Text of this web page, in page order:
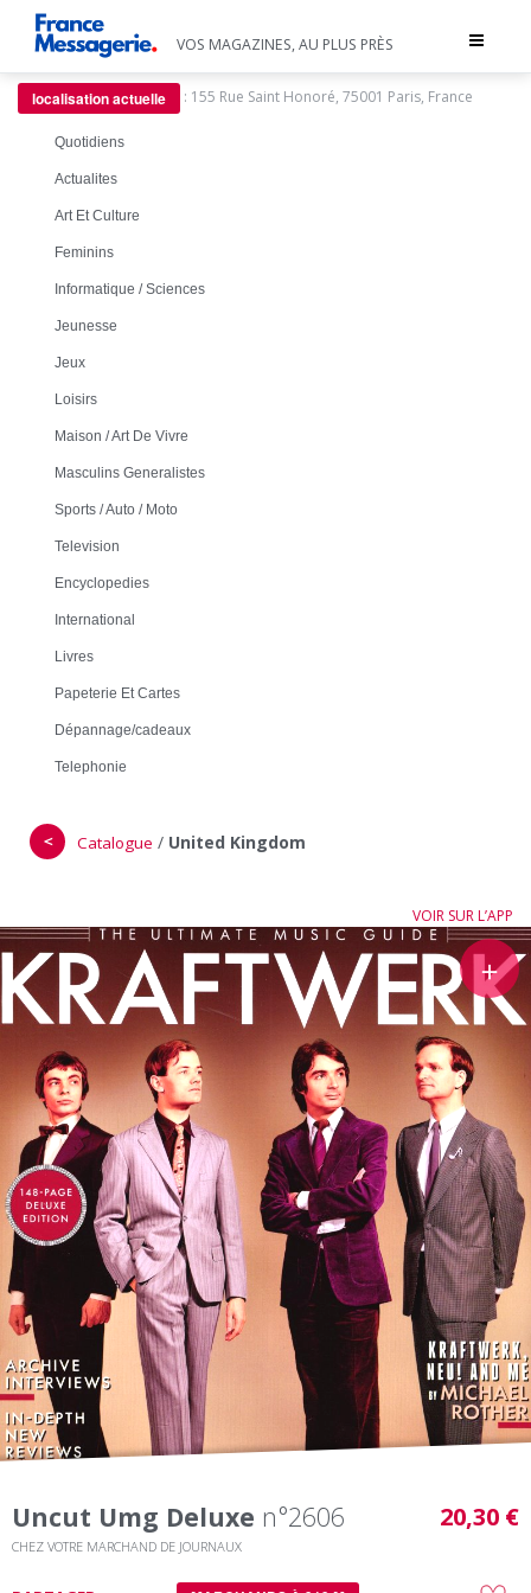
Toggle
VOS MAGAZINES, AU PLUS PRÈS
localisation actuelle : 155 Rue Saint Honoré, 75001 Paris, France
Quotidiens
Actualites
Art Et Culture
Feminins
Informatique / Sciences
Jeunesse
Jeux
Loisirs
Maison / Art De Vivre
Masculins Generalistes
Sports / Auto / Moto
Television
Encyclopedies
International
Livres
Papeterie Et Cartes
Dépannage/cadeaux
Telephonie
＜ Catalogue / United Kingdom
VOIR SUR L’APP
＋
Uncut Umg Deluxe n°2606
CHEZ VOTRE MARCHAND DE JOURNAUX
20,30 €